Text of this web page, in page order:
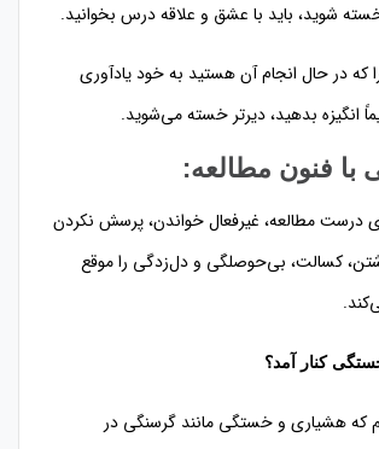
شوید، باید با عشق و علاقه درس بخوانید.
که در حال انجام آن هستید به خود یادآوری
انگیزه بدهید، دیرتر خسته می‌شوید.
با فنون مطالعه:
درست مطالعه، غیرفعال خواندن، پرسش نکردن
کسالت، بی‌حوصلگی و دل‌زدگی را موقع
کنار آمد؟
که هشیاری و خستگی مانند گرسنگی در